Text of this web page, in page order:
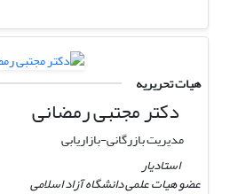
هیات تحریریه
دکتر مجتبی رمضانی
مدیریت بازرگانی-بازاریابی
استادیار
عضو هیات علمی دانشگاه آزاد اسلامی